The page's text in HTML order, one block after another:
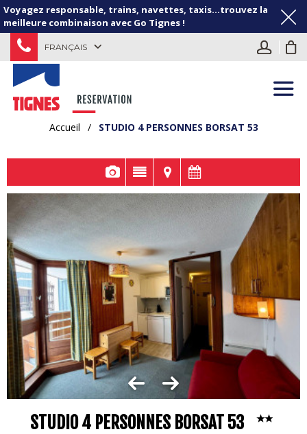
Voyagez responsable, trains, navettes, taxis...trouvez la
meilleure combinaison avec Go Tignes !
FRANÇAIS
Accueil / STUDIO 4 PERSONNES BORSAT 53
STUDIO 4 PERSONNES BORSAT 53